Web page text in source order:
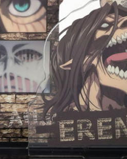
宅配-
宅配-
黑貓